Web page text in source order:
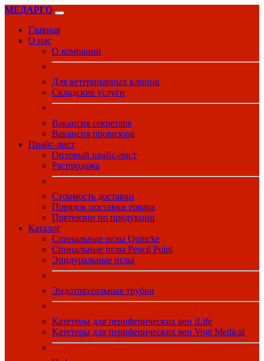
МЕДАРГО
Главная
О нас
О компании
Для ветеринарных клиник
Складские услуги
Вакансия секретаря
Вакансия провизора
Прайс-лист
Оптовый прайс-лист
Распродажа
Стоимость доставки
Порядок поставки товара
Претензии по продукции
Каталог
Спинальные иглы Quincke
Спинальные иглы Pencil Point
Эпидуральные иглы
Эндотрахеальные трубки
Катетеры для периферических вен iLife
Катетеры для периферических вен Vogt Medical